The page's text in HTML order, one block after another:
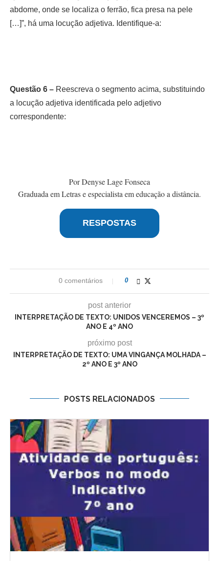
abdome, onde se localiza o ferrão, fica presa na pele
[…]”, há uma locução adjetiva. Identifique-a:
Questão 6 – Reescreva o segmento acima, substituindo
a locução adjetiva identificada pelo adjetivo
correspondente:
Por Denyse Lage Fonseca
Graduada em Letras e especialista em educação a distância.
RESPOSTAS
0 comentários 0
post anterior
INTERPRETAÇÃO DE TEXTO: UNIDOS VENCEREMOS – 3º
ANO E 4º ANO
próximo post
INTERPRETAÇÃO DE TEXTO: UMA VINGANÇA MOLHADA –
2º ANO E 3º ANO
POSTS RELACIONADOS